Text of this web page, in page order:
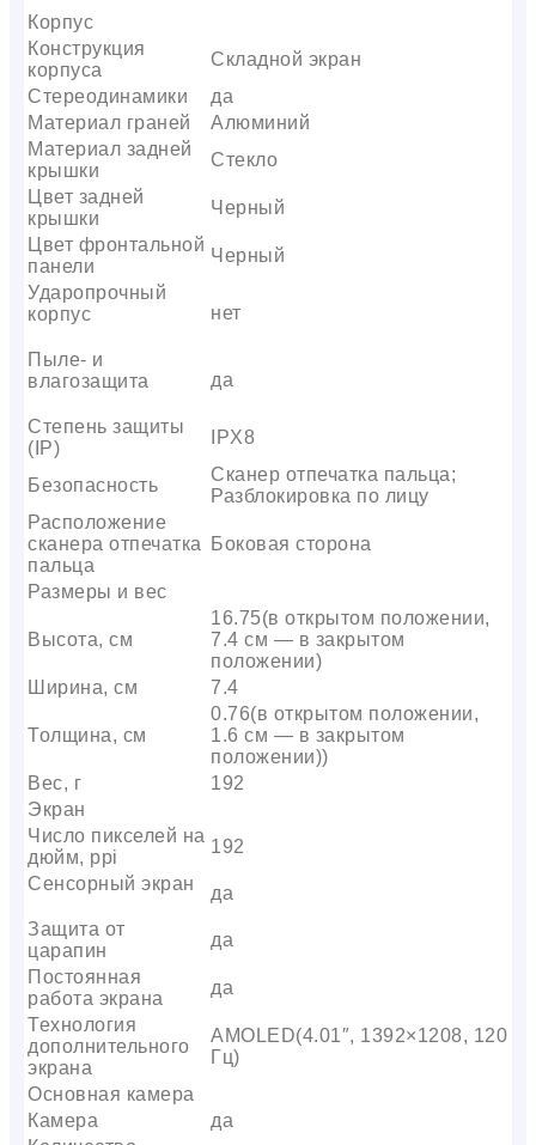
Корпус
Конструкция
корпуса
Складной экран
Стереодинамики
да
Материал граней
Алюминий
Материал задней
крышки
Стекло
Цвет задней
крышки
Черный
Цвет фронтальной
панели
Черный
Ударопрочный
корпус
нет
Пыле- и
влагозащита
да
Степень защиты
(IP)
IPX8
Безопасность
Сканер отпечатка пальца;
Разблокировка по лицу
Расположение
сканера отпечатка
пальца
Боковая сторона
Размеры и вес
Высота, см
16.75(в открытом положении,
7.4 см — в закрытом
положении)
Ширина, см
7.4
Толщина, см
0.76(в открытом положении,
1.6 см — в закрытом
положении))
Вес, г
192
Экран
Число пикселей на
дюйм, ppi
192
Сенсорный экран
да
Защита от
царапин
да
Постоянная
работа экрана
да
Технология
дополнительного
экрана
AMOLED(4.01″, 1392×1208, 120
Гц)
Основная камера
Камера
да